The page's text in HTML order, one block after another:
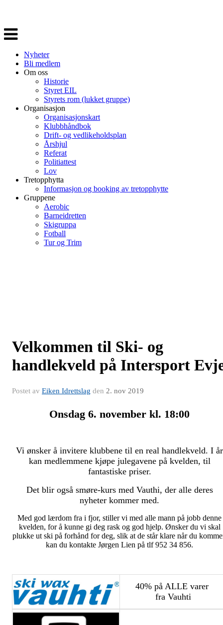
Veksle
navigasjon
Nyheter
Bli medlem
Om oss
Historie
Styret EIL
Styrets rom (lukket gruppe)
Organisasjon
Organisasjonskart
Klubbhåndbok
Drift- og vedlikeholdsplan
Årshjul
Referat
Politiattest
Lov
Tretopphytta
Informasjon og booking av tretopphytte
Gruppene
Aerobic
Barneidretten
Skigruppa
Fotball
Tur og Trim
Velkommen til Ski- og
handlekveld på Intersport
Postet av Eiken Idrettslag den 2. nov 2019
Onsdag 6. november kl. 18:00
Vi ønsker å invitere klubbene til en real handlekveld. I år
kan medlemmene kjøpe julegavene på kvelden, til
fantastiske priser.
Det blir også smøre-kurs med Vauthi, der alle deres
nyheter kommer med.
Med god lærdom fra i fjor, stiller vi med alle mann på jobb denne
kvelden, for å kunne gi deg rask og god hjelp. Ønsker du vi skal
plukke ut ski på forhånd for deg, slik at de står klare når du
kan du kontakte Jørgen Lien på tlf 952 34 856.
40% på ALLE varer
fra Vauhti